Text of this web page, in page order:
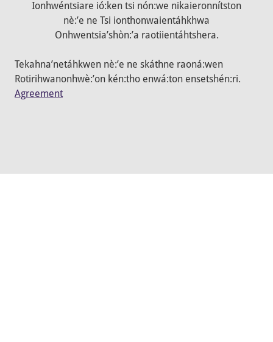
Ionhwéntsiare ió:ken tsi nón:we nikaieronnítston
nè:’e ne Tsi ionthonwaientáhkhwa
Onhwentsia’shòn:’a raotiientáhtshera.
Tekahna’netáhkwen nè:’e ne skáthne raoná:wen
Rotirihwanonhwè:’on kén:tho enwá:ton ensetshén:ri.
Agreement